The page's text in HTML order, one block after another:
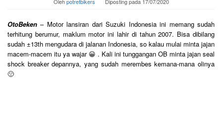
OtoBeken – Motor lansiran dari Suzuki Indonesia ini memang sudah
terhitung berumur, maklum motor ini lahir di tahun 2007. Bisa dibilang
sudah ±13th mengudara di jalanan Indonesia, so kalau mulai minta jajan
macem-macem itu ya wajar 😀 . Kali ini tunggangan OB minta jajan seal
shock breaker depannya, yang sudah merembes kemana-mana olinya
🙁